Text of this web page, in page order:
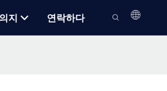
의지 연락하다